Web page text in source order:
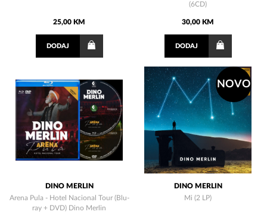
25,00 KM
DODAJ
(6CD)
30,00 KM
DODAJ
DINO MERLIN
Arena Pula - Hotel Nacional Tour (Blu-
ray + DVD) Dino Merlin
NOVO
DINO MERLIN
Mi (2 LP)